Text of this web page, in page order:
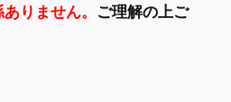
りません。
ご理解の上ご